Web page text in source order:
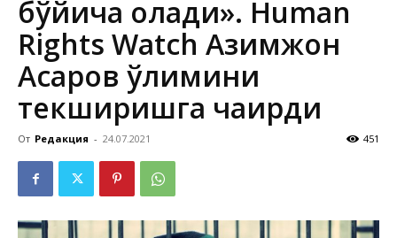
бўйича қолади». Human
Rights Watch Азимжон
Асқаров ўлимини
текширишга чақирди
От Редакция - 24.07.2021 451